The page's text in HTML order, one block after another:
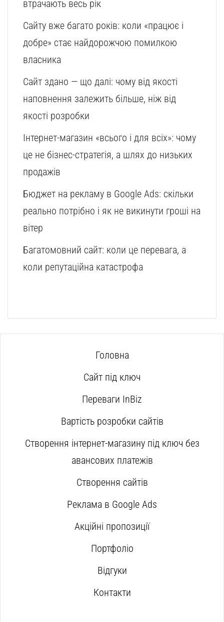
втрачають весь рік
Сайту вже багато років: коли «працює і
добре» стає найдорожчою помилкою
власника
Сайт здано — що далі: чому від якості
наповнення залежить більше, ніж від
якості розробки
Інтернет-магазин «всього і для всіх»: чому
це не бізнес-стратегія, а шлях до низьких
продажів
Бюджет на рекламу в Google Ads: скільки
реально потрібно і як не викинути гроші на
вітер
Багатомовний сайт: коли це перевага, а
коли репутаційна катастрофа
Головна
Сайт під ключ
Переваги InBiz
Вартість розробки сайтів
Створення інтернет-магазину під ключ без
авансових платежів
Створення сайтів
Реклама в Google Ads
Акційні пропозиції
Портфоліо
Відгуки
Контакти